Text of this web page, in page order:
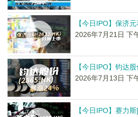
【今日IPO】保济
2026年7月21日 下
【今日IPO】钧达
2026年7月13日 下
【今日IPO】赛力